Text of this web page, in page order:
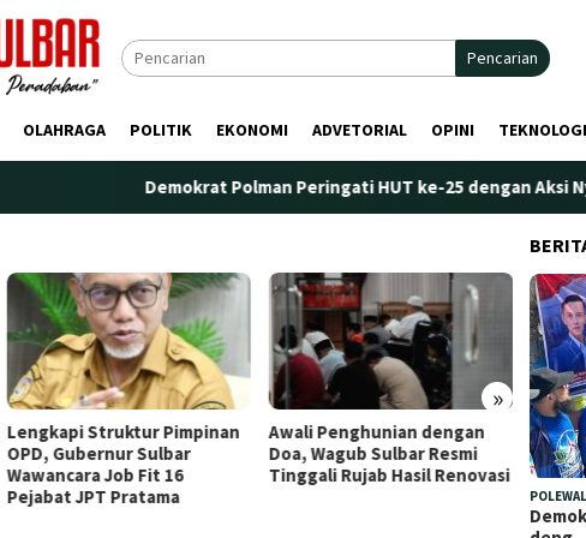
Pencarian
OLAHRAGA POLITIK EKONOMI ADVETORIAL OPINI TEKNOLOGI
Demokrat Polman Peringati HUT ke-25 dengan Aksi Nyata
»
Lengkapi Struktur Pimpinan
OPD, Gubernur Sulbar
Wawancara Job Fit 16
Pejabat JPT Pratama
Awali Penghunian dengan
Doa, Wagub Sulbar Resmi
Tinggali Rujab Hasil Renovasi
Plt.